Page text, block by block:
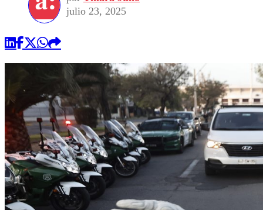
julio 23, 2025